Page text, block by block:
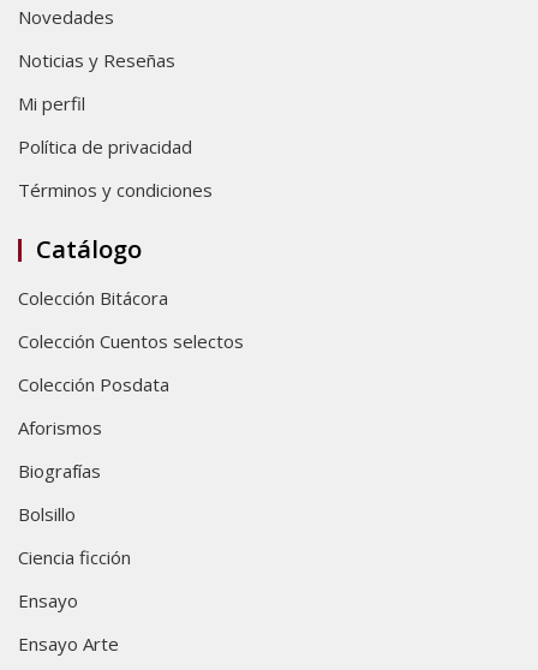
Novedades
Noticias y Reseñas
Mi perfil
Política de privacidad
Términos y condiciones
Catálogo
Colección Bitácora
Colección Cuentos selectos
Colección Posdata
Aforismos
Biografías
Bolsillo
Ciencia ficción
Ensayo
Ensayo Arte